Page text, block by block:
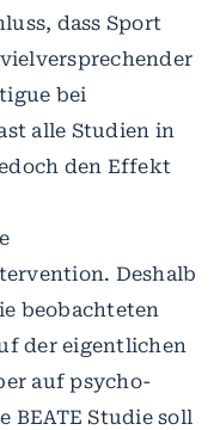
dass Sport
bei
alle Studien in
den Effekt
Deshalb
beobachteten
der eigentlichen
auf psycho-
BEATE Studie soll